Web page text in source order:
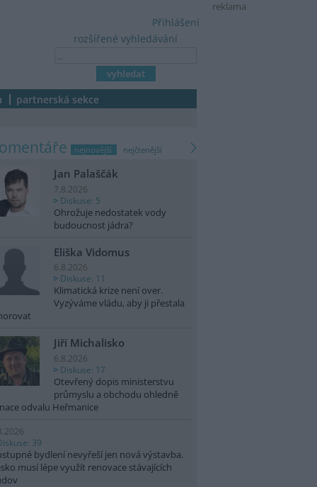
reklama
rozšířené vyhledávání
Přihlášení
partnerská sekce
nejnovější nejčtenější
Jan Palaščák
7.8.2026
Diskuse: 5
Ohrožuje nedostatek vody
budoucnost jádra?
Eliška Vidomus
6.8.2026
Diskuse: 11
Klimatická krize není over.
Vyzýváme vládu, aby ji přestala
Jiří Michalisko
6.8.2026
Diskuse: 17
Otevřený dopis ministerstvu
průmyslu a obchodu ohledně
odvalu Heřmanice
39
bydlení nevyřeší jen nová výstavba.
musí lépe využít renovace stávajících